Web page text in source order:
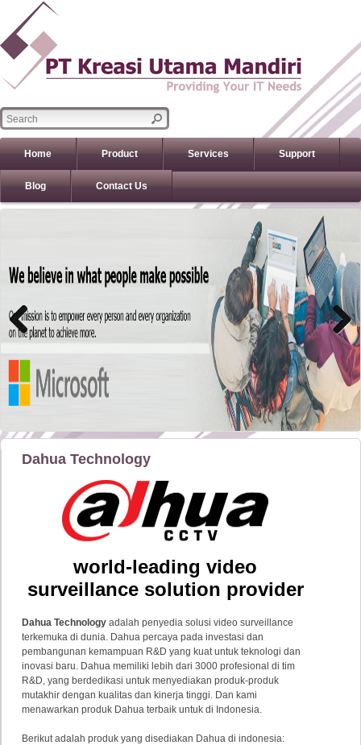
Home Product Services Support
Blog Contact Us
Previous Next
Previous Next
Dahua Technology
world-leading video
surveillance solution provider
Dahua Technology adalah penyedia solusi video surveillance
terkemuka di dunia. Dahua percaya pada investasi dan
pembangunan kemampuan R&D yang kuat untuk teknologi dan
inovasi baru. Dahua memiliki lebih dari 3000 profesional di tim
R&D, yang berdedikasi untuk menyediakan produk-produk
mutakhir dengan kualitas dan kinerja tinggi. Dan kami
menawarkan produk Dahua terbaik untuk di Indonesia.
Berikut adalah produk yang disediakan Dahua di indonesia: